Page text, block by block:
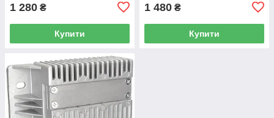
1 280 ₴
Купити
1 480 ₴
Купити